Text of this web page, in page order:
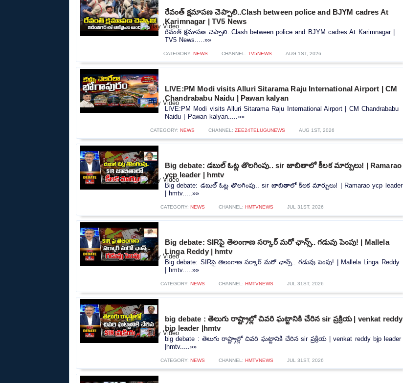
రేవంత్ క్షమాపణ చెప్పాలి..Clash between police and BJYM cadres At
Karimnagar | TV5 News
రేవంత్ క్షమాపణ చెప్పాలి..Clash between police and BJYM cadres At Karimnagar |
TV5 News.....»»
CATEGORY: NEWS CHANNEL: TV5NEWS AUG 1ST, 2026
LIVE:PM Modi visits Alluri Sitarama Raju International Airport | CM
Chandrababu Naidu | Pawan kalyan
LIVE:PM Modi visits Alluri Sitarama Raju International Airport | CM Chandrababu
Naidu | Pawan kalyan.....»»
CATEGORY: NEWS CHANNEL: ZEE24TELUGUNEWS AUG 1ST, 2026
Big debate: డబుల్ ఓట్ల తొలగింపు.. sir జాబితాలో కీలక మార్పులు! | Ramarao
ycp leader | hmtv
Big debate: డబుల్ ఓట్ల తొలగింపు.. sir జాబితాలో కీలక మార్పులు! | Ramarao ycp leader
| hmtv.....»»
CATEGORY: NEWS CHANNEL: HMTVNEWS JUL 31ST, 2026
Big debate: SIRపై తెలంగాణ సర్కార్ మరో ఛాన్స్.. గడువు పెంపు! | Mallela
Linga Reddy | hmtv
Big debate: SIRపై తెలంగాణ సర్కార్ మరో ఛాన్స్.. గడువు పెంపు! | Mallela Linga Reddy
| hmtv.....»»
CATEGORY: NEWS CHANNEL: HMTVNEWS JUL 31ST, 2026
big debate : తెలుగు రాష్ట్రాల్లో చివరి ఘట్టానికి చేరిన sir ప్రక్రియ | venkat reddy
bjp leader |hmtv
big debate : తెలుగు రాష్ట్రాల్లో చివరి ఘట్టానికి చేరిన sir ప్రక్రియ | venkat reddy bjp leader
|hmtv.....»»
CATEGORY: NEWS CHANNEL: HMTVNEWS JUL 31ST, 2026